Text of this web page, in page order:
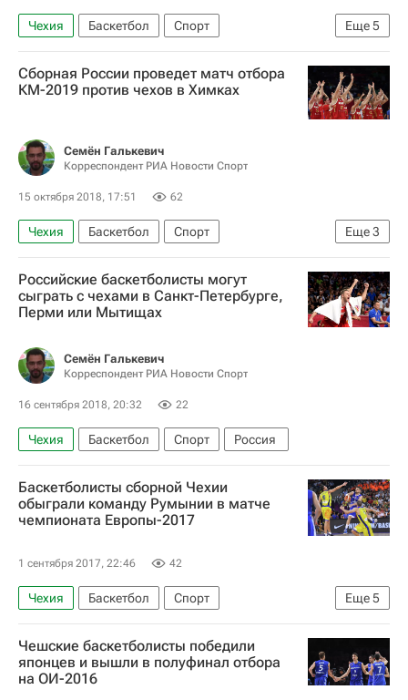
Еще5
Чехия Баскетбол
Спорт
Кубок мира по баскетболу
Россия
Дмитрий Хвостов
Андрей Воронцевич
Сборная России проведет матч отбора
КМ-2019 против чехов в Химках
Семён Галькевич
Корреспондент РИА Новости Спорт
15 октября 2018, 17:51 62
Еще3
Чехия Баскетбол
Спорт
Российская федерация баскетбола (РФБ)
Кубок мира по баскетболу
Россия
Российские баскетболисты могут
сыграть с чехами в Санкт-Петербурге,
Перми или Мытищах
Семён Галькевич
Корреспондент РИА Новости Спорт
16 сентября 2018, 20:32 22
Чехия Баскетбол Спорт Россия
Баскетболисты сборной Чехии
обыграли команду Румынии в матче
чемпионата Европы-2017
1 сентября 2017, 22:46 42
Еще5
Чехия Баскетбол
Спорт
Чемпионат Европы по баскетболу (Евробаскет)
Испания
Хорватия
Томаш Саторански
Войтех Хрубан
Чешские баскетболисты победили
японцев и вышли в полуфинал отбора
на ОИ-2016